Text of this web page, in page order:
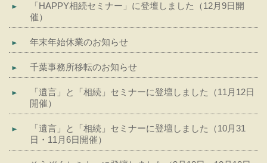
「HAPPY相続セミナー」に登壇しました（12月9日開
催）
年末年始休業のお知らせ
千葉事務所移転のお知らせ
「遺言」と「相続」セミナーに登壇しました（11月12日
開催）
「遺言」と「相続」セミナーに登壇しました（10月31
日・11月6日開催）